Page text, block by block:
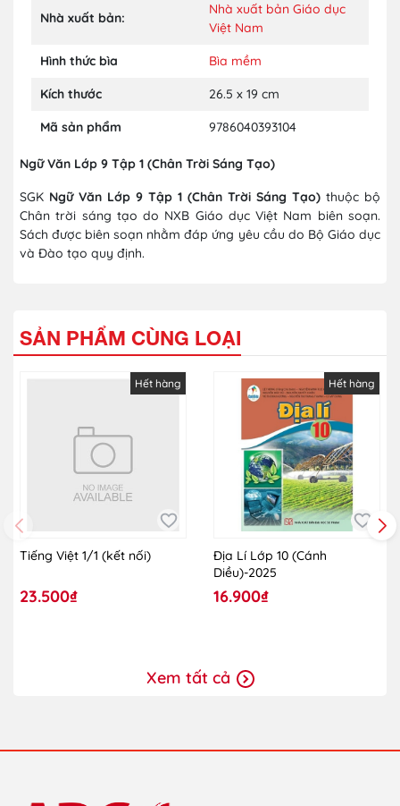
Nhà xuất bản:
Nhà xuất bản Giáo dục
Việt Nam
Hình thức bìa Bìa mềm
Kích thước 26.5 x 19 cm
Mã sản phẩm 9786040393104
Ngữ Văn Lớp 9 Tập 1 (Chân Trời Sáng Tạo)
SGK Ngữ Văn Lớp 9 Tập 1 (Chân Trời Sáng Tạo) thuộc bộ
Chân trời sáng tạo do NXB Giáo dục Việt Nam biên soạn.
Sách được biên soạn nhằm đáp ứng yêu cầu do Bộ Giáo dục
và Đào tạo quy định.
SẢN PHẨM CÙNG LOẠI
Hết hàng
Tiếng Việt 1/1 (kết nối)
23.500₫
Hết hàng
Địa Lí Lớp 10 (Cánh
Diều)-2025
16.900₫
Xem tất cả